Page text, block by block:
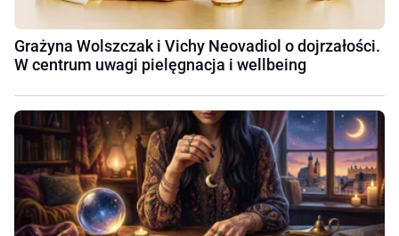
Grażyna Wolszczak i Vichy Neovadiol o dojrzałości.
W centrum uwagi pielęgnacja i wellbeing